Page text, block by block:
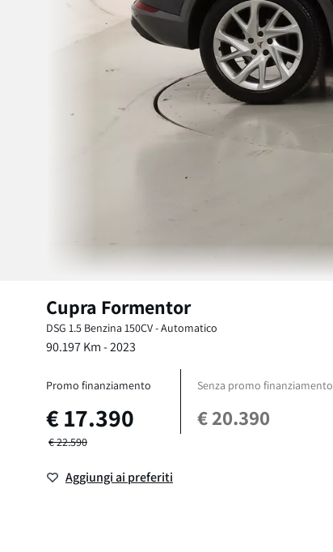
Cupra Formentor
DSG 1.5 Benzina 150CV-Automatico
90.197Km -2023
Promo finanziamento
€17.390
Senza promo finanziamento
€20.390
€22.590
Aggiungi ai preferiti